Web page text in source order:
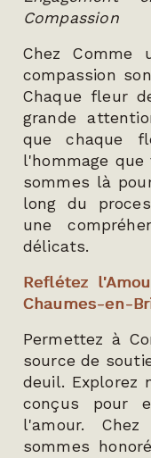
Compassion
Chez
compassion
Chaque fleur
grande
que chaque
l'hommage que
sommes là
long du
une
délicats.
Reflétez
Chaumes-en-
Permettez à
source de
deuil. Explorez
conçus pour
l'amour.
sommes